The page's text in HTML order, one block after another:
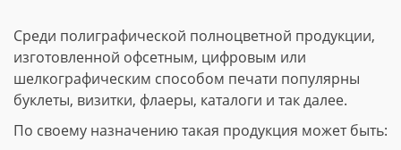
Среди полиграфической полноцветной продукции,
изготовленной офсетным, цифровым или
шелкографическим способом печати популярны
буклеты, визитки, флаеры, каталоги и так далее.
По своему назначению такая продукция может быть: